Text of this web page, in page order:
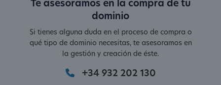
Te asesoramos en la compra de tu
dominio
Si tienes alguna duda en el proceso de compra o
qué tipo de dominio necesitas, te asesoramos en
la gestión y creación de éste.
+34 932 202 130